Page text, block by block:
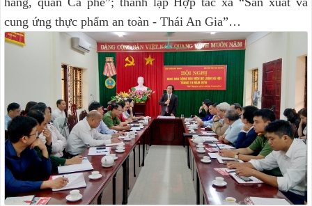
cung ứng thực phẩm an toàn - Thái An Gia”…